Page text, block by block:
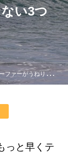
い3つ
オフするためにはパドリングのスピードは要らない3つの理由
っと早くテ